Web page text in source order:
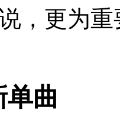
，更为
曲